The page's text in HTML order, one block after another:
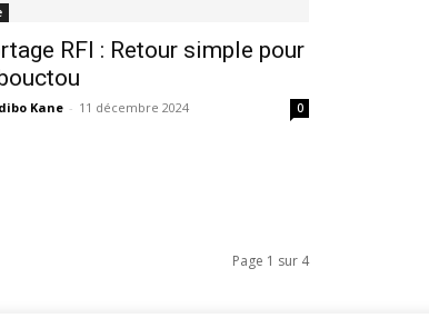
RFI : Retour simple pour
Kane - 11 décembre 2024 0
Page 1 sur 4